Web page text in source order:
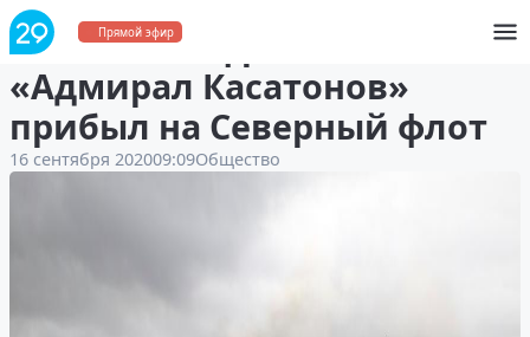
Прямой эфир
Новейший фрегат
«Адмирал Касатонов»
прибыл на Северный флот
16 сентября 202009:09Общество